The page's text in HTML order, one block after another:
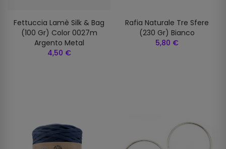
Fettuccia Lamè Silk & Bag
(100 Gr) Color 0027m
Argento Metal
4,50 €
Rafia Naturale Tre Sfere
(230 Gr) Bianco
5,80 €